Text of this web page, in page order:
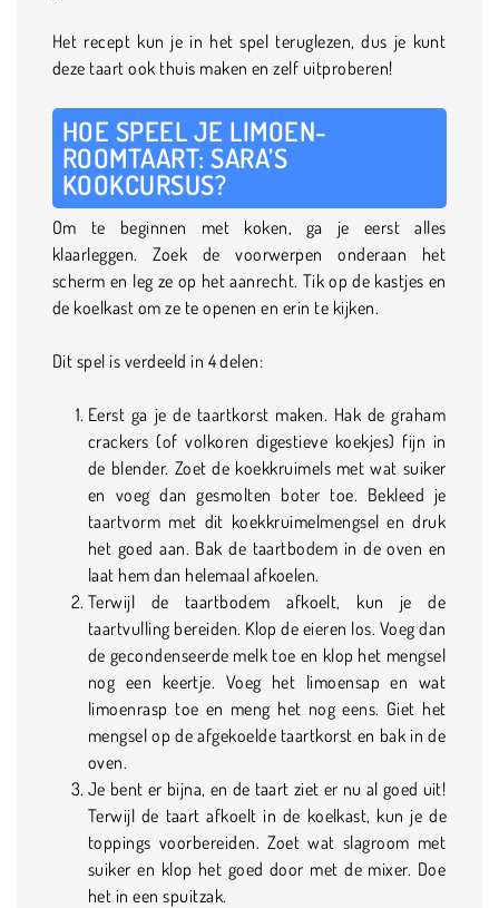
Het recept kun je in het spel teruglezen, dus je kunt
deze taart ook thuis maken en zelf uitproberen!
HOE SPEEL JE LIMOEN-
ROOMTAART: SARA’S
KOOKCURSUS?
Om te beginnen met koken, ga je eerst alles
klaarleggen. Zoek de voorwerpen onderaan het
scherm en leg ze op het aanrecht. Tik op de kastjes en
de koelkast om ze te openen en erin te kijken.
Dit spel is verdeeld in 4 delen:
Eerst ga je de taartkorst maken. Hak de graham
crackers (of volkoren digestieve koekjes) fijn in
de blender. Zoet de koekkruimels met wat suiker
en voeg dan gesmolten boter toe. Bekleed je
taartvorm met dit koekkruimelmengsel en druk
het goed aan. Bak de taartbodem in de oven en
laat hem dan helemaal afkoelen.
Terwijl de taartbodem afkoelt, kun je de
taartvulling bereiden. Klop de eieren los. Voeg dan
de gecondenseerde melk toe en klop het mengsel
nog een keertje. Voeg het limoensap en wat
limoenrasp toe en meng het nog eens. Giet het
mengsel op de afgekoelde taartkorst en bak in de
oven.
Je bent er bijna, en de taart ziet er nu al goed uit!
Terwijl de taart afkoelt in de koelkast, kun je de
toppings voorbereiden. Zoet wat slagroom met
suiker en klop het goed door met de mixer. Doe
het in een spuitzak.